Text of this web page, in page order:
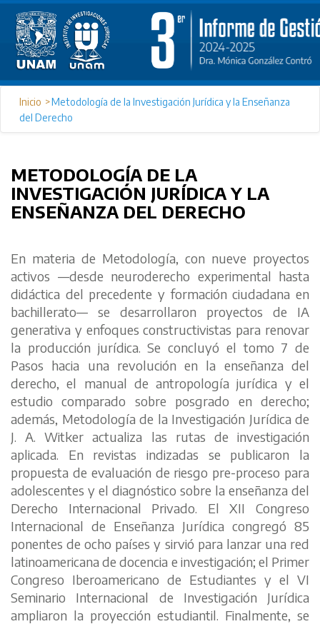
Inicio
Metodología de la Investigación Jurídica y la Enseñanza
del Derecho
METODOLOGÍA DE LA
INVESTIGACIÓN JURÍDICA Y LA
ENSEÑANZA DEL DERECHO
En materia de Metodología, con nueve proyectos
activos —desde neuroderecho experimental hasta
didáctica del precedente y formación ciudadana en
bachillerato— se desarrollaron proyectos de IA
generativa y enfoques constructivistas para renovar
la producción jurídica. Se concluyó el tomo 7 de
Pasos hacia una revolución en la enseñanza del
derecho, el manual de antropología jurídica y el
estudio comparado sobre posgrado en derecho;
además, Metodología de la Investigación Jurídica de
J. A. Witker actualiza las rutas de investigación
aplicada. En revistas indizadas se publicaron la
propuesta de evaluación de riesgo pre-proceso para
adolescentes y el diagnóstico sobre la enseñanza del
Derecho Internacional Privado. El XII Congreso
Internacional de Enseñanza Jurídica congregó 85
ponentes de ocho países y sirvió para lanzar una red
latinoamericana de docencia e investigación; el Primer
Congreso Iberoamericano de Estudiantes y el VI
Seminario Internacional de Investigación Jurídica
ampliaron la proyección estudiantil. Finalmente, se